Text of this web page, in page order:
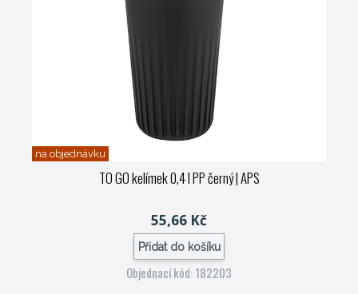
na objednávku
TO GO kelímek 0,4 l PP černý| APS
55,66 Kč
Přidat do košíku
Objednací kód: 182203